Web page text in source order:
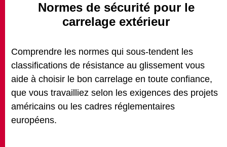
Normes de sécurité pour le
carrelage extérieur
Comprendre les normes qui sous-tendent les
classifications de résistance au glissement vous
aide à choisir le bon carrelage en toute confiance,
que vous travailliez selon les exigences des projets
américains ou les cadres réglementaires
européens.